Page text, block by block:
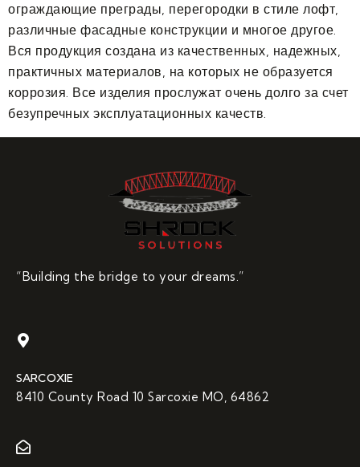
ограждающие преграды, перегородки в стиле лофт,
различные фасадные конструкции и многое другое.
Вся продукция создана из качественных, надежных,
практичных материалов, на которых не образуется
коррозия. Все изделия прослужат очень долго за счет
безупречных эксплуатационных качеств.
“Building the bridge to your dreams.”
SARCOXIE
8410 County Road 10 Sarcoxie MO, 64862